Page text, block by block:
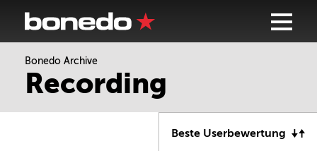
Bonedo Archive
Recording
Beste Userbewertung